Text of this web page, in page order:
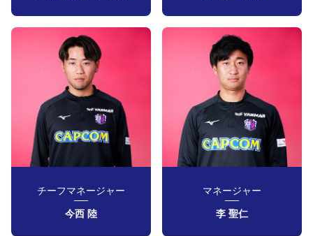
チーフマネージャー
今西 陸
マネージャー
李 聖仁